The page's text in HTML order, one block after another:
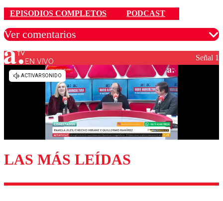
EPISODIOS COMPLETOS PODCAST
Ver comentarios
Los comentarios son moderados para garantizar un
diálogo respetuoso.
Enviar comentario
EN VIVO Señal 1
LAS MÁS LEÍDAS